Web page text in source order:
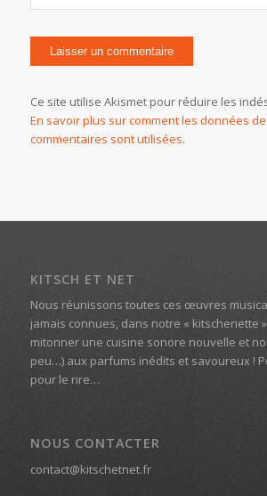
Ce site utilise Akismet pour réduire les
En savoir plus sur comment les données
commentaires sont utilisées.
KITSCH ET NET
Nous réunissons toutes ces œuvres
jamais connues, dans notre « kitschenette
mitonner une cuisine sonore nouvelle et
peu…) aux parfums inédits et savoureux !
pour le rire…
NOUS CONTACTER
contact@kitschetnet.fr